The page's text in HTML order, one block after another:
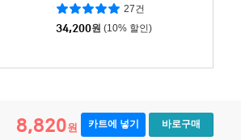
27건
34,200원 (10% 할인)
8,820원 카트에 넣기 바로구매